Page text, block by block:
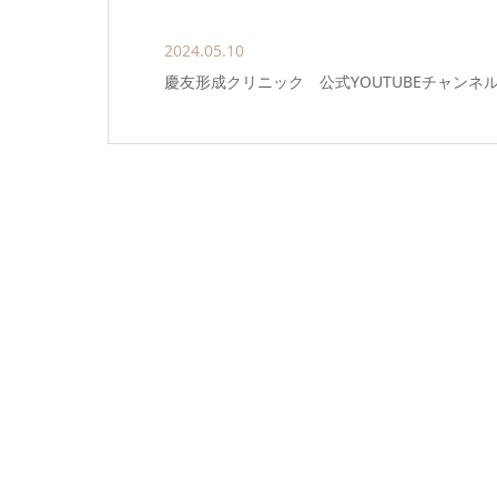
2024.05.10
慶友形成クリニック 公式YOUTUBEチャンネ